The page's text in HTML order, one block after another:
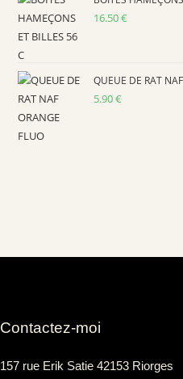
16.50€
QUEUE DE RAT
5.90€
Contactez-moi
157 rue Erik Satie 42153 Riorges